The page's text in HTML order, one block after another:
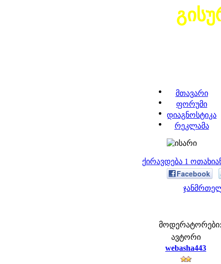
მთავარი
ფორუმი
დიაგნოსტიკა
რეკლამა
ქირავდება 1
Facebook
მოდერატორები:
ავტორი
webasha443